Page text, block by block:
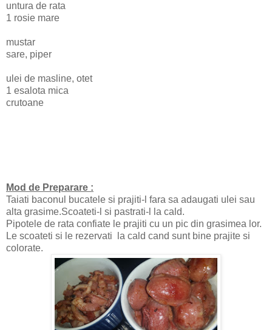
untura de rata
1 rosie mare
mustar
sare, piper
ulei de masline, otet
1 esalota mica
crutoane
Mod de Preparare :
Taiati baconul bucatele si prajiti-l fara sa adaugati ulei sau
alta grasime.Scoateti-l si pastrati-l la cald.
Pipotele de rata confiate le prajiti cu un pic din grasimea lor.
Le scoateti si le rezervati la cald cand sunt bine prajite si
colorate.